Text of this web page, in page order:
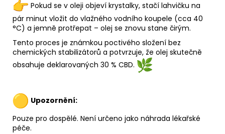
Pokud se v oleji objeví krystalky, stačí lahvičku na
pár minut vložit do vlažného vodního koupele (cca 40
°C) a jemně protřepat – olej se znovu stane čirým.
Tento proces je známkou poctivého složení bez
chemických stabilizátorů a potvrzuje, že olej skutečně
obsahuje deklarovaných 30 % CBD.
Upozornění:
Pouze pro dospělé. Není určeno jako náhrada lékařské
péče.